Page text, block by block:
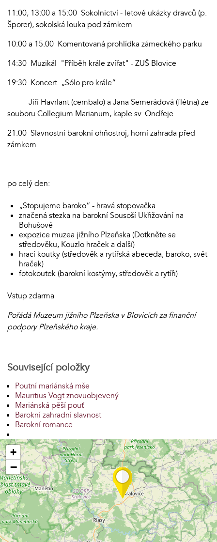
11:00, 13:00 a 15:00 Sokolnictví - letové ukázky dravců (p.
Šporer), sokolská louka pod zámkem
10:00 a 15.00 Komentovaná prohlídka zámeckého parku
14:30 Muzikál "Příběh krále zvířat" - ZUŠ Blovice
19:30 Koncert „Sólo pro krále“
Jiří Havrlant (cembalo) a Jana Semerádová (flétna) ze
souboru Collegium Marianum, kaple sv. Ondřeje
21:00 Slavnostní barokní ohňostroj, horní zahrada před
zámkem
po celý den:
„Stopujeme baroko“ - hravá stopovačka
značená stezka na barokní Sousoší Ukřižování na
Bohušově
expozice muzea jižního Plzeňska (Dotkněte se
středověku, Kouzlo hraček a další)
hrací koutky (středověk a rytířská abeceda, baroko, svět
hraček)
fotokoutek (barokní kostýmy, středověk a rytíři)
Vstup zdarma
Pořádá Muzeum jižního Plzeňska v Blovicích za finanční
podpory Plzeňského kraje.
Související položky
Poutní mariánská mše
Mauritius Vogt znovuobjevený
Mariánská pěší pouť
Barokní zahradní slavnost
Barokní romance
+
−